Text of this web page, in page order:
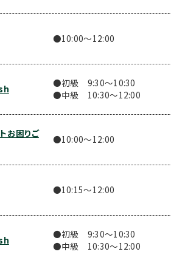
●10:00〜12:00
●初級 9:30〜10:30
●中級 10:30〜12:00
お困りご
●10:00〜12:00
●10:15〜12:00
●初級 9:30〜10:30
●中級 10:30〜12:00